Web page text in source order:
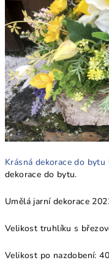
Krásná dekorace do bytu
dekorace do bytu.
Umělá jarní dekorace
Velikost truhlíku s
Velikost po nazdobení: 40